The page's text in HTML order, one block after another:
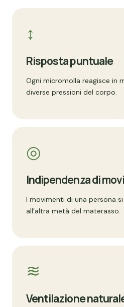
↕
Risposta puntuale
Ogni micromolla reagisce in
diverse pressioni del corpo.
◎
Indipendenza di
I movimenti di una persona
all’altra metà del materasso.
≋
Ventilazione